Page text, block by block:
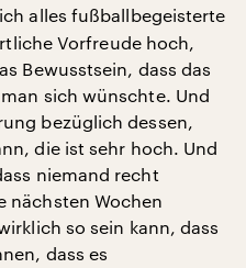
alles fußballbegeisterte
Vorfreude hoch,
Bewusstsein, dass das
sich wünschte. Und
bezüglich dessen,
die ist sehr hoch. Und
niemand recht
nächsten Wochen
so sein kann, dass
dass es